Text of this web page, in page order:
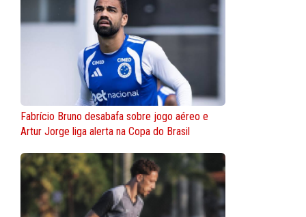
Fabrício Bruno desabafa sobre jogo aéreo e
Artur Jorge liga alerta na Copa do Brasil